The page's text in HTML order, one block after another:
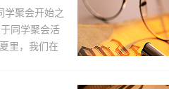
聚会开始之
同学聚会活
里，我们在